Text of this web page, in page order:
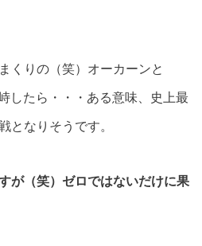
くりの（笑）オーカーンと
したら・・・ある意味、史上最
となりそうです。
が（笑）ゼロではないだけに果